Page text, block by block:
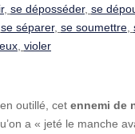
, se déposséder, se
se séparer, se soumettre,
, violer
outillé, cet ennemi de
a « jeté le manche